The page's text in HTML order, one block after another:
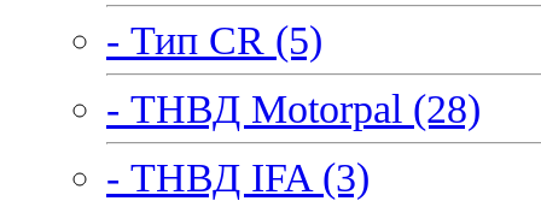
- Тип CR (5)
- ТНВД Motorpal (28)
- ТНВД IFA (3)